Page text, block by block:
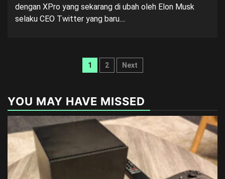
dengan XPro yang sekarang di ubah oleh Elon Musk
selaku CEO Twitter yang baru....
Posts
1 2 Next
YOU MAY HAVE MISSED